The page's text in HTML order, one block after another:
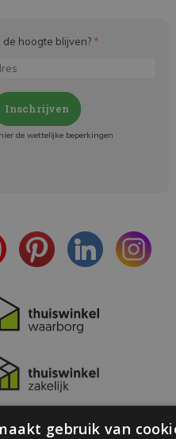
de hoogte blijven? *
Inschrijven
de wettelijke beperkingen
gebruik van